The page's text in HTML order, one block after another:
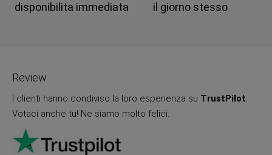
disponibilita immediata
il giorno stesso
Review
I clienti hanno condiviso la loro esperienza su TrustPilot.
Votaci anche tu! Ne siamo molto felici.